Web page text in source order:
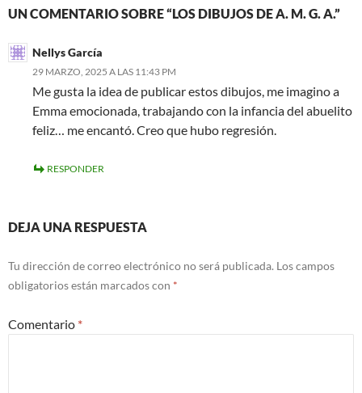
UN COMENTARIO SOBRE “LOS DIBUJOS DE A. M. G. A.”
Nellys García
29 MARZO, 2025 A LAS 11:43 PM
Me gusta la idea de publicar estos dibujos, me imagino a
Emma emocionada, trabajando con la infancia del abuelito
feliz… me encantó. Creo que hubo regresión.
RESPONDER
DEJA UNA RESPUESTA
Tu dirección de correo electrónico no será publicada. Los campos
obligatorios están marcados con *
Comentario *